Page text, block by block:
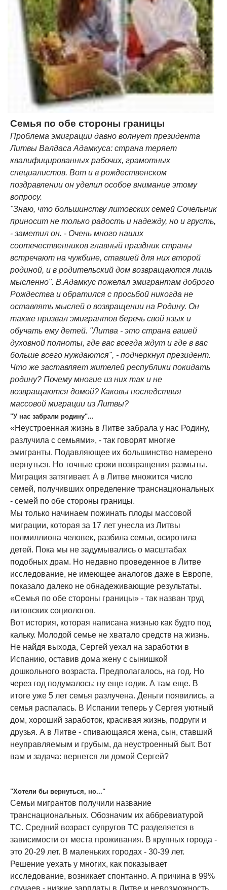
Семья по обе стороны границы
Проблема эмиграции давно волнует президента
Литвы Валдаса Адамкуса: страна теряет
квалифицированных рабочих, грамотных
специалистов. Вот и в рождественском
поздравлении он уделил особое внимание этому
вопросу.
"Знаю, что большинству литовских семей Сочельник
приносит не только радость и надежду, но и грусть,
- заметил он. - Очень много наших
соотечественников главный праздник страны
встречают на чужбине, ставшей для них второй
родиной, и в родительский дом возвращаются лишь
мысленно". В.Адамкус пожелал эмигрантам доброго
Рождества и обратился с просьбой никогда не
оставлять мыслей о возвращении на Родину. Он
также призвал эмигрантов беречь свой язык и
обучать ему детей. "Литва - это страна вашей
духовной полноты, где вас всегда ждут и где в вас
больше всего нуждаются", - подчеркнул президент.
Что же заставляет жителей республики покидать
родину? Почему многие из них так и не
возвращаются домой? Каковы последствия
массовой миграции из Литвы?
"У нас забрали родину"...
«Неустроенная жизнь в Литве забрала у нас Родину,
разлучила с семьями», - так говорят многие
эмигранты. Подавляющее их большинство намерено
вернуться. Но точные сроки возвращения размыты.
Миграция затягивает. А в Литве множится число
семей, получивших определение транснациональных
- семей по обе стороны границы.
Мы только начинаем пожинать плоды массовой
миграции, которая за 17 лет унесла из Литвы
полмиллиона человек, разбила семьи, осиротила
детей. Пока мы не задумывались о масштабах
подобных драм. Но недавно проведенное в Литве
исследование, не имеющее аналогов даже в Европе,
показало далеко не обнадеживающие результаты.
«Семья по обе стороны границы» - так назван труд
литовских социологов.
Вот история, которая написана жизнью как будто под
кальку. Молодой семье не хватало средств на жизнь.
Не найдя выхода, Сергей уехал на заработки в
Испанию, оставив дома жену с сынишкой
дошкольного возраста. Предполагалось, на год. Но
через год подумалось: ну еще годик. А там еще. В
итоге уже 5 лет семья разлучена. Деньги появились, а
семья распалась. В Испании теперь у Сергея уютный
дом, хороший заработок, красивая жизнь, подруги и
друзья. А в Литве - спивающаяся жена, сын, ставший
неуправляемым и грубым, да неустроенный быт. Вот
вам и задача: вернется ли домой Сергей?
"Хотели бы вернуться, но..."
Семьи мигрантов получили название
транснациональных. Обозначим их аббревиатурой
ТС. Средний возраст супругов ТС разделяется в
зависимости от места проживания. В крупных города -
это 20-29 лет. В маленьких городах - 30-39 лет.
Решение уехать у многих, как показывает
исследование, возникает спонтанно. А причина в 99%
случаев - низкие зарплаты в Литве и невозможность